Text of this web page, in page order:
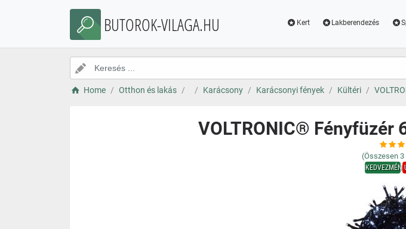
BUTOROK-VILAGA.HU Kert Lakberendezés
Home Otthon és lakás Karácsony Karácsonyi fények Kültéri
VOLTRONIC® Fényfüzér
(Összesen 3
KEDVEZMÉNY